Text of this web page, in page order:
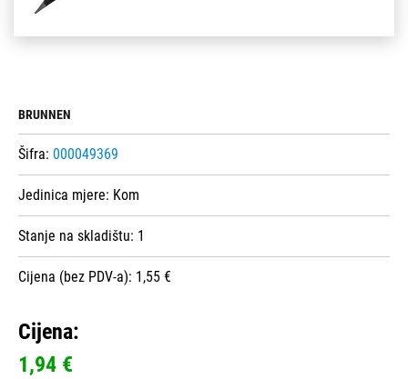
BRUNNEN
Šifra: 000049369
Jedinica mjere: Kom
Stanje na skladištu: 1
Cijena (bez PDV-a): 1,55 €
Cijena:
1,94 €